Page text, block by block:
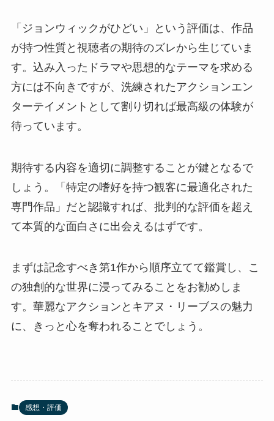
「ジョンウィックがひどい」という評価は、作品
が持つ性質と視聴者の期待のズレから生じていま
す。込み入ったドラマや思想的なテーマを求める
方には不向きですが、洗練されたアクションエン
ターテイメントとして割り切れば最高級の体験が
待っています。
期待する内容を適切に調整することが鍵となるで
しょう。「特定の嗜好を持つ観客に最適化された
専門作品」だと認識すれば、批判的な評価を超え
て本質的な面白さに出会えるはずです。
まずは記念すべき第1作から順序立てて鑑賞し、こ
の独創的な世界に浸ってみることをお勧めしま
す。華麗なアクションとキアヌ・リーブスの魅力
に、きっと心を奪われることでしょう。
感想・評価